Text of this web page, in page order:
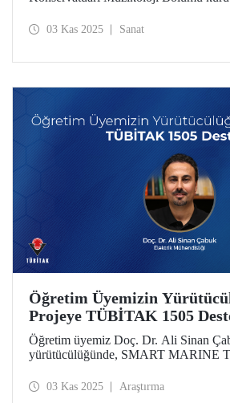
Cumhurbaşkanlığı Kültür ve Sanat
03 Kas 2025 Sanat
Öğretim Üyemizin
Projeye TÜBİTAK 1505
Öğretim üyemiz Doç. Dr. Ali Sinan
yürütücülüğünde, SMART MARINE
Emisyonlarının Azaltılması ve Enerji
03 Kas 2025 Araştırma